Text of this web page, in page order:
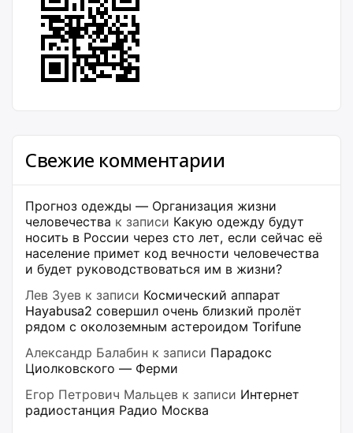
Свежие комментарии
Прогноз одежды — Организация жизни
человечества к записи Какую одежду будут
носить в России через сто лет, если сейчас её
население примет код вечности человечества
и будет руководствоваться им в жизни?
Лев Зуев к записи Космический аппарат
Hayabusa2 совершил очень близкий пролёт
рядом с околоземным астероидом Torifune
Александр Балабин к записи Парадокс
Циолковского — Ферми
Егор Петрович Мальцев к записи Интернет
радиостанция Радио Москва